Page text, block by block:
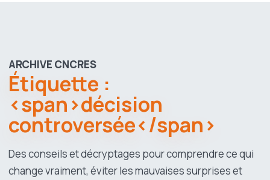
ARCHIVE CNCRES
Étiquette :
<span>décision
controversée</span>
Des conseils et décryptages pour comprendre ce qui
change vraiment, éviter les mauvaises surprises et